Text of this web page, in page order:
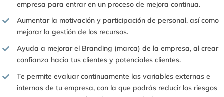
empresa para entrar en un proceso de mejora continua.
Aumentar la motivación y participación de personal, así como
mejorar la gestión de los recursos.
Ayuda a mejorar el Branding (marca) de la empresa, al crear
confianza hacia tus clientes y potenciales clientes.
Te permite evaluar continuamente las variables externas e
internas de tu empresa, con la que podrás reducir los riesgos